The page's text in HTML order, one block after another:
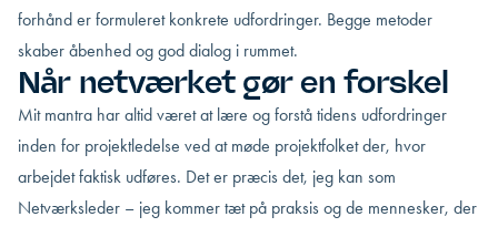
forhånd er formuleret konkrete udfordringer. Begge metoder
skaber åbenhed og god dialog i rummet.
Når netværket gør en forskel
Mit mantra har altid været at lære og forstå tidens udfordringer
inden for projektledelse ved at møde projektfolket der, hvor
arbejdet faktisk udføres. Det er præcis det, jeg kan som
Netværksleder – jeg kommer tæt på praksis og de mennesker, der